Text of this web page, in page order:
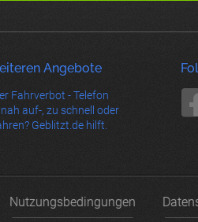
Angebote
Fahrverbot - Telefon
auf-, zu schnell oder
Geblitzt.de hilft.
Nutzungsbedingungen